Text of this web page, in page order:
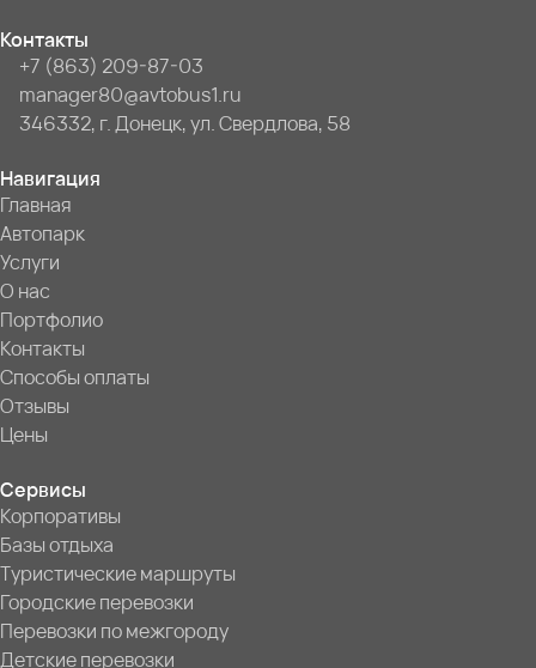
Контакты
+7 (863) 209-87-03
manager80@avtobus1.ru
346332, г. Донецк, ул. Свердлова, 58
Навигация
Главная
Автопарк
Услуги
О нас
Портфолио
Контакты
Способы оплаты
Отзывы
Цены
Сервисы
Корпоративы
Базы отдыха
Туристические маршруты
Городские перевозки
Перевозки по межгороду
Детские перевозки